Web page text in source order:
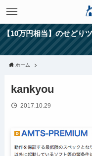
【10万円相当】のせどり
ホーム
kankyou
2017.10.29